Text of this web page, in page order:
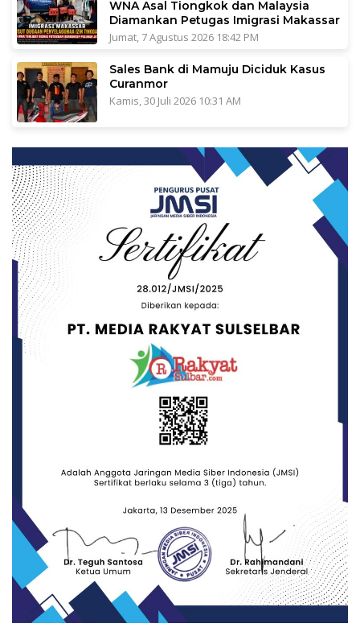
WNA Asal Tiongkok dan Malaysia
Diamankan Petugas Imigrasi Makassar
Jumat, 7 Agustus 2026 18:42 PM
Sales Bank di Mamuju Diciduk Kasus
Curanmor
Kamis, 30 Juli 2026 10:31 AM